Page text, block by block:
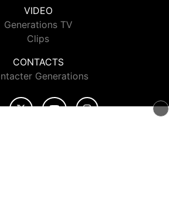
VIDEO
Generations TV
Clips
CONTACTS
Generations